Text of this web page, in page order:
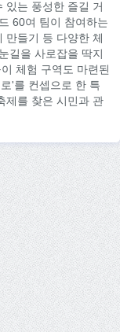
있는 풍성한 즐길 거
60여 팀이 참여하는
만들기 등 다양한 체
길을 사로잡을 딱지
체험 구역도 마련된
'를 컨셉으로 한 특
제를 찾은 시민과 관